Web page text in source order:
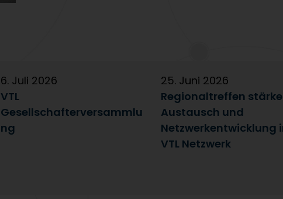
6. Juli 2026
VTL
Gesellschafterversammlu
ng
25. Juni 2026
Regionaltreffen
Austausch und
Netzwerkentwicklung
VTL Netzwerk